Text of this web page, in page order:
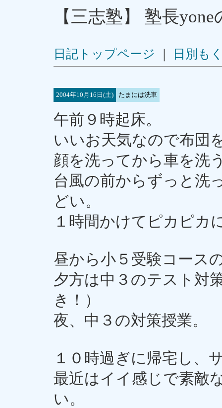
【三志塾】 塾長
日記トップページ 日別も
2004年10月16日(土) たまには洗車
午前９時起床。
いいお天気なので布団
顔を洗ってから車を洗
台風の前からずっと洗
どい。
１時間かけてピカピカ
昼から小５受験コース
夕方は中３のテスト対
き！）
夜、中３の対策授業。
１０時過ぎに帰宅し、
最近はイイ感じで素敵
い。